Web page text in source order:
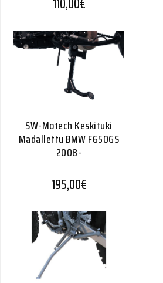
SW-Motech Keskituki
Madallettu BMW F650GS
2008-
195,00€